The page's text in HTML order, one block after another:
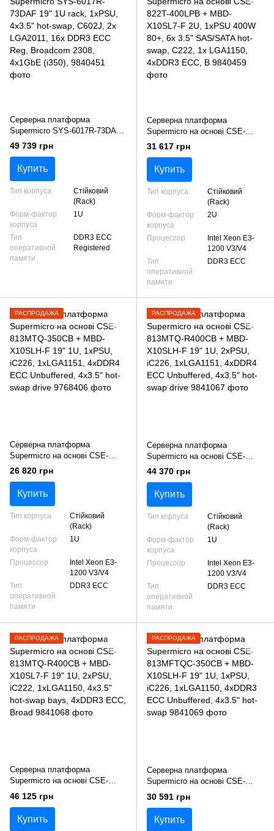
Серверна платформа
Supermicro SYS-6017R-73DAF
19" 1U rack, 1xPSU, 4x3.5" hot-
swap, C602J, 2x LGA2011, 16x
DDR3 ECC Reg, Broadcom
2308, 4x1GbE (i350),
49 739 грн
Купить
Тип корпуса
Cтійковий
(Rack)
Форм-фактор
корпуса
1U
Тип
оперативной
памяти
DDR3 ECC
Registered
Серверна платформа
Supermicro на основі CSE-
822T-400LPB + MBD-X10SL7-F
2U, 1xPSU 400W 80+, 6x 3.5"
SAS/SATA hot-swap, C222, 1x
LGA1150, 4xDDR3 ECC, B
31 617 грн
Купить
Тип корпуса
Cтійковий
(Rack)
Форм-фактор
корпуса
2U
Процессор
Intel Xeon E3-
1200 V3/V4
Тип
оперативной
памяти
DDR3 ECC
РАСПРОДАЖА
Серверна платформа
Supermicro на основі CSE-
813MTQ-350CB + MBD-
X10SLH-F 19" 1U, 1xPSU,
iC226, 1xLGA1151, 4xDDR4
ECC Unbuffered, 4x3.5" hot-
swap drive
26 820 грн
Купить
Тип корпуса
Cтійковий
(Rack)
Форм-фактор
корпуса
1U
Процессор
Intel Xeon E3-
1200 V3/V4
Тип
оперативной
памяти
DDR3 ECC
РАСПРОДАЖА
Серверна платформа
Supermicro на основі CSE-
813MTQ-R400CB + MBD-
X10SLH-F 19" 1U, 2xPSU,
iC226, 1xLGA1151, 4xDDR4
ECC Unbuffered, 4x3.5" hot-
swap drive
44 370 грн
Купить
Тип корпуса
Cтійковий
(Rack)
Форм-фактор
корпуса
1U
Процессор
Intel Xeon E3-
1200 V3/V4
Тип
оперативной
памяти
DDR3 ECC
РАСПРОДАЖА
Серверна платформа
Supermicro на основі CSE-
813MTQ-R400CB + MBD-
X10SL7-F 19" 1U, 2xPSU,
iC222, 1xLGA1150, 4x3.5" hot-
swap bays, 4xDDR3 ECC, Broad
46 125 грн
Купить
РАСПРОДАЖА
Серверна платформа
Supermicro на основі CSE-
813MFTQC-350CB + MBD-
X10SLH-F 19" 1U, 1xPSU,
iC226, 1xLGA1150, 4xDDR3
ECC Unbuffered, 4x3.5" hot-
30 591 грн
Купить